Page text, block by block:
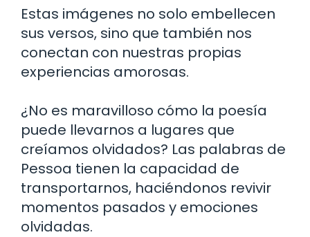
Estas imágenes no solo embellecen
sus versos, sino que también nos
conectan con nuestras propias
experiencias amorosas.
¿No es maravilloso cómo la poesía
puede llevarnos a lugares que
creíamos olvidados? Las palabras de
Pessoa tienen la capacidad de
transportarnos, haciéndonos revivir
momentos pasados y emociones
olvidadas.